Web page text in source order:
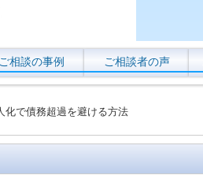
ご相談の事例 ご相談者の声
化で債務超過を避ける方法